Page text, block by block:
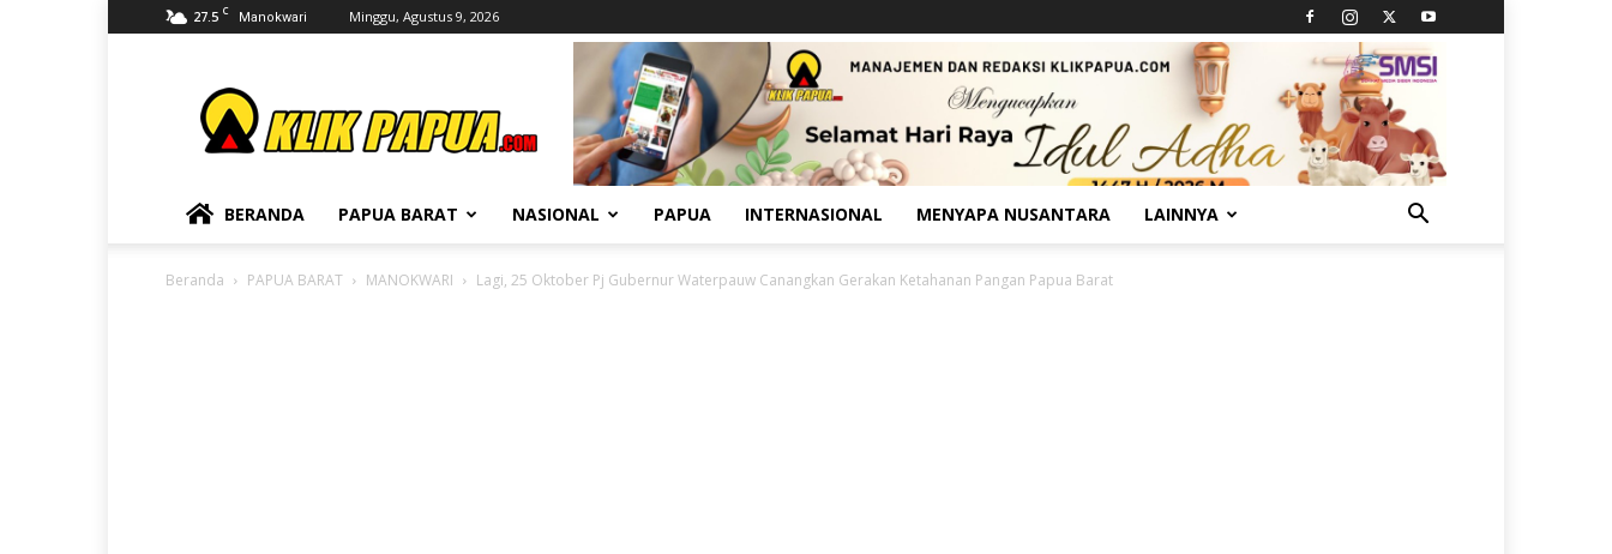
27.5 C Manokwari Minggu, Agustus 9, 2026
BERANDA PAPUA BARAT NASIONAL PAPUA INTERNASIONAL MENYAPA NUSANTARA LAINNYA
Beranda PAPUA BARAT MANOKWARI Lagi, 25 Oktober Pj Gubernur Waterpauw Canangkan Gerakan Ketahanan Pangan Papua Barat